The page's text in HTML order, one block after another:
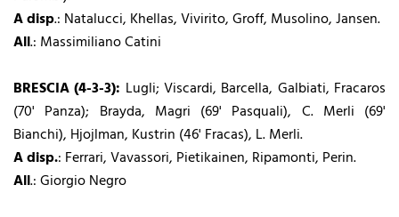
A disp.: Natalucci, Khellas, Vivirito, Groff, Musolino, Jansen.
All.: Massimiliano Catini
BRESCIA (4-3-3): Lugli; Viscardi, Barcella, Galbiati, Fracaros
(70' Panza); Brayda, Magri (69' Pasquali), C. Merli (69'
Bianchi), Hjojlman, Kustrin (46' Fracas), L. Merli.
A disp.: Ferrari, Vavassori, Pietikainen, Ripamonti, Perin.
All.: Giorgio Negro